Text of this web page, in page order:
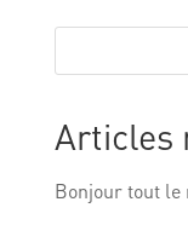
Articles
Bonjour tout le